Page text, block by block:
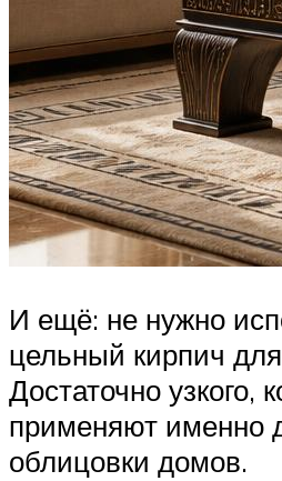
И ещё: не нужно
цельный кирпич
Достаточно узкого,
применяют именно
облицовки домов.